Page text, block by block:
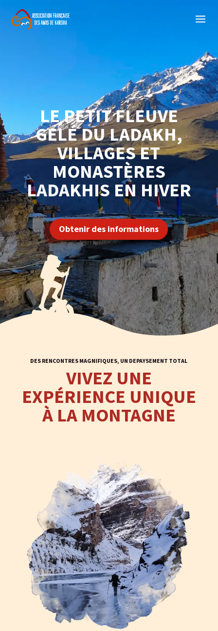
LE PETIT FLEUVE
GELÉ DU LADAKH,
VILLAGES ET
MONASTÈRES
LADAKHIS EN HIVER
Obtenir des informations
DES RENCONTRES MAGNIFIQUES, UN DEPAYSEMENT TOTAL
VIVEZ UNE
EXPÉRIENCE UNIQUE
À LA MONTAGNE